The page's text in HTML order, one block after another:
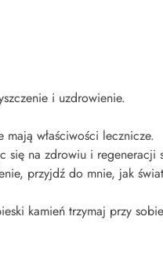
i uzdrowienie.
mają właściwości lecznicze.
się na zdrowiu i regeneracji
przyjdź do mnie, jak
kamień trzymaj przy